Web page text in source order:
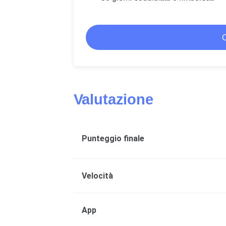
Valutazione
Punteggio finale
Velocità
App